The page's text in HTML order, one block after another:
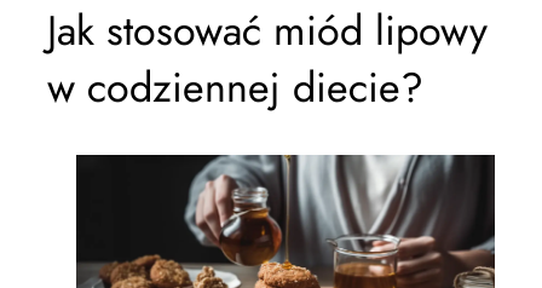
Jak stosować miód lipowy
w codziennej diecie?